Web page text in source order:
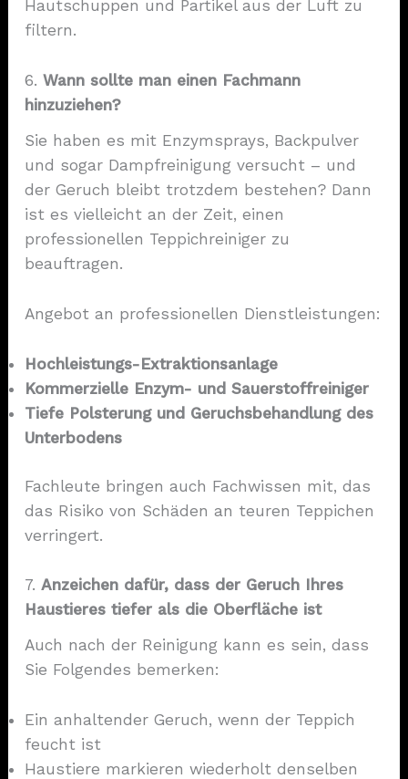
Hautschuppen und Partikel aus der Luft zu
filtern.
6. Wann sollte man einen Fachmann
hinzuziehen?
Sie haben es mit Enzymsprays, Backpulver
und sogar Dampfreinigung versucht – und
der Geruch bleibt trotzdem bestehen? Dann
ist es vielleicht an der Zeit, einen
professionellen Teppichreiniger zu
beauftragen.
Angebot an professionellen Dienstleistungen:
Hochleistungs-Extraktionsanlage
Kommerzielle Enzym- und Sauerstoffreiniger
Tiefe Polsterung und Geruchsbehandlung des
Unterbodens
Fachleute bringen auch Fachwissen mit, das
das Risiko von Schäden an teuren Teppichen
verringert.
7. Anzeichen dafür, dass der Geruch Ihres
Haustieres tiefer als die Oberfläche ist
Auch nach der Reinigung kann es sein, dass
Sie Folgendes bemerken:
Ein anhaltender Geruch, wenn der Teppich
feucht ist
Haustiere markieren wiederholt denselben